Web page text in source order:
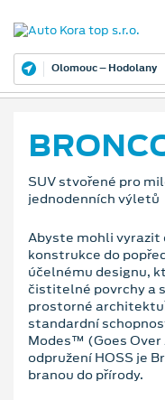
Olomouc – Hodolany
SUV stvořené pro
jednodenních výletů
Abyste mohli
konstrukce do
účelnému designu,
čistitelné povrchy a
prostorné
standardní
Modes™ (Goes Over
odpružení HOSS je
branou do přírody.